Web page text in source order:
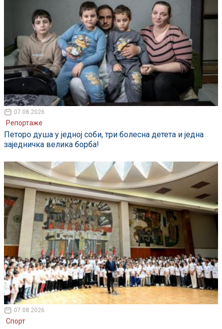
07.08.2026
Репортаже
Петоро душа у једној соби, три болесна детета и једна
заједничка велика борба!
07.08.2026
Спорт